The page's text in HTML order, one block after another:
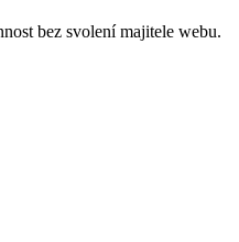
bez svolení majitele webu.